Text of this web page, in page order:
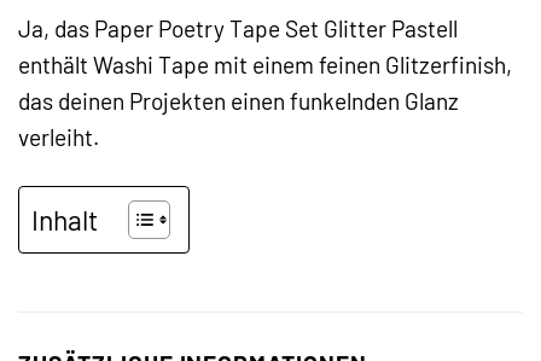
Ja, das Paper Poetry Tape Set Glitter Pastell
enthält Washi Tape mit einem feinen Glitzerfinish,
das deinen Projekten einen funkelnden Glanz
verleiht.
Inhalt